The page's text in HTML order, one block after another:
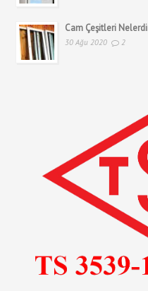
Cam Çeşitleri
30 Ağu 2020 2